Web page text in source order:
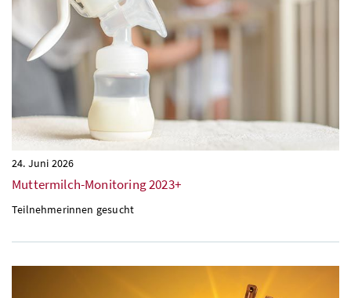
24. Juni 2026
Muttermilch-Monitoring 2023+
Teilnehmerinnen gesucht